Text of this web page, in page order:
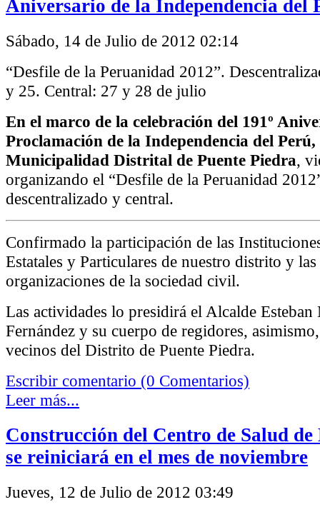
Aniversario de la Independencia del
Sábado, 14 de Julio de 2012 02:14
“Desfile de la Peruanidad 2012”.
y 25. Central: 27 y 28 de julio
En el marco de la celebración del 191º
Proclamación de la Independencia del Perú,
Municipalidad Distrital de Puente Piedra,
organizando el “Desfile de la Peruanidad
descentralizado y central.
Confirmado la participación de las
Estatales y Particulares de nuestro distrito y
organizaciones de la sociedad civil.
Las actividades lo presidirá el Alcalde Esteban
Fernández y su cuerpo de regidores,
vecinos del Distrito de Puente Piedra.
Escribir comentario (0 Comentarios)
Leer más...
Construcción del Centro de Salud de
se reiniciará en el mes de noviembre
Jueves, 12 de Julio de 2012 03:49